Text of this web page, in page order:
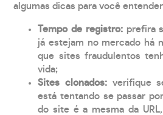
algumas dicas para você
Tempo de registro: prefira
já estejam no mercado há
que sites fraudulentos
vida;
Sites clonados: verifique
está tentando se passar
do site é a mesma da